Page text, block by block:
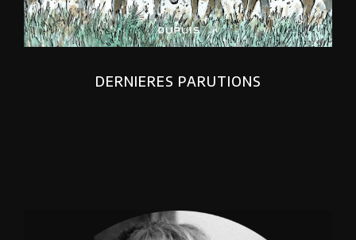
DERNIERES PARUTIONS